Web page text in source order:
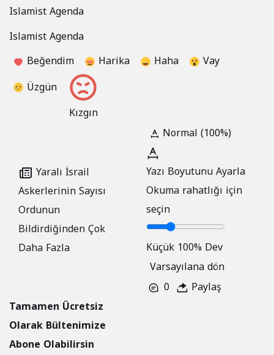
Islamist Agenda
Islamist Agenda
Beğendim
Harika Haha
Vay
Üzgün
Kızgın
Yaralı İsrail
Askerlerinin Sayısı
Ordunun
Bildirdiğinden Çok
Daha Fazla
Normal (100%)
Yazı Boyutunu Ayarla
Okuma rahatlığı için
seçin
Küçük 100% Dev
Varsayılana dön
0
Paylaş
Tamamen Ücretsiz
Olarak Bültenimize
Abone Olabilirsin